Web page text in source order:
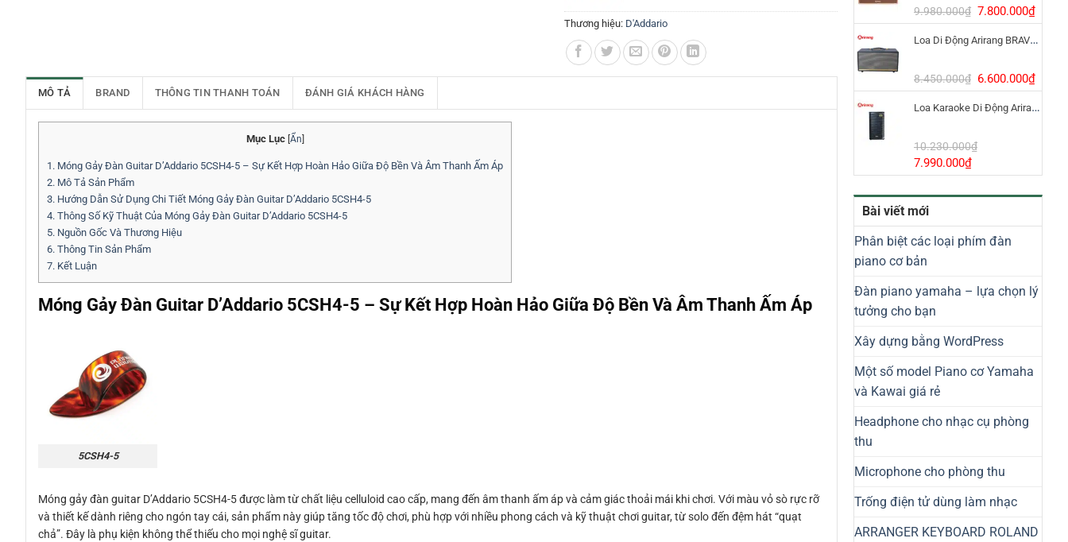
8.800.000₫.
9.980.000₫ Giá
gốc
là:
7.800.000₫Giá
hiện
tại
Loa Di Động Arirang BRAVO 8 800W Có Micro
8.450.000₫ Giá
gốc
là:
6.600.000₫Giá
hiện
tại
Loa Karaoke Di Động Arirang EDGE-X Model I
10.230.000₫
Giá
gốc
là:
10.230.000₫.
7.990.000₫Giá
hiện
tại
7.990.000₫.
Bài viết mới
Phân biệt các loại phím đàn
piano cơ bản
Đàn piano yamaha – lựa chọn lý
tưởng cho bạn
Xây dựng bằng WordPress
Một số model Piano cơ Yamaha
và Kawai giá rẻ
Headphone cho nhạc cụ phòng
thu
Microphone cho phòng thu
Trống điện tử dùng làm nhạc
ARRANGER KEYBOARD ROLAND
Thương hiệu: D'Addario
MÔ TẢ BRAND THÔNG TIN THANH TOÁN ĐÁNH GIÁ KHÁCH HÀNG
Mục Lục [Ẩn]
1. Móng Gảy Đàn Guitar D’Addario 5CSH4-5 – Sự Kết Hợp Hoàn Hảo Giữa Độ Bền Và Âm Thanh Ấm Áp
2. Mô Tả Sản Phẩm
3. Hướng Dẫn Sử Dụng Chi Tiết Móng Gảy Đàn Guitar D’Addario 5CSH4-5
4. Thông Số Kỹ Thuật Của Móng Gảy Đàn Guitar D’Addario 5CSH4-5
5. Nguồn Gốc Và Thương Hiệu
6. Thông Tin Sản Phẩm
7. Kết Luận
Móng Gảy Đàn Guitar D’Addario 5CSH4-5 – Sự Kết Hợp Hoàn Hảo Giữa Độ Bền Và Âm Thanh Ấm Áp
5CSH4-5
Móng gảy đàn guitar D’Addario 5CSH4-5 được làm từ chất liệu celluloid cao cấp, mang đến âm thanh ấm áp và cảm giác thoải mái khi chơi. Với màu vỏ sò rực rỡ
và thiết kế dành riêng cho ngón tay cái, sản phẩm này giúp tăng tốc độ chơi, phù hợp với nhiều phong cách và kỹ thuật chơi guitar, từ solo đến đệm hát “quạt
chả”. Đây là phụ kiện không thể thiếu cho mọi nghệ sĩ guitar.